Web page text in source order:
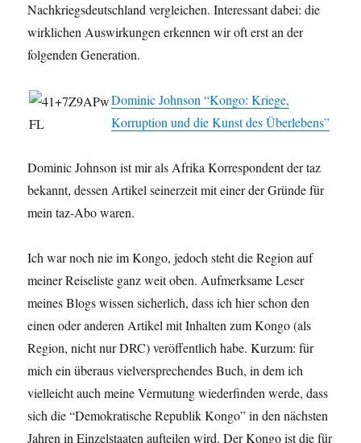
Nachkriegsdeutschland vergleichen. Interessant dabei: die
wirklichen Auswirkungen erkennen wir oft erst an der
folgenden Generation.
Dominic Johnson “Kongo: Kriege,
Korruption und die Kunst des Überlebens”
Dominic Johnson ist mir als Afrika Korrespondent der taz
bekannt, dessen Artikel seinerzeit mit einer der Gründe für
mein taz-Abo waren.
Ich war noch nie im Kongo, jedoch steht die Region auf
meiner Reiseliste ganz weit oben. Aufmerksame Leser
meines Blogs wissen sicherlich, dass ich hier schon den
einen oder anderen Artikel mit Inhalten zum Kongo (als
Region, nicht nur DRC) veröffentlich habe. Kurzum: für
mich ein überaus vielversprechendes Buch, in dem ich
vielleicht auch meine Vermutung wiederfinden werde, dass
sich die “Demokratische Republik Kongo” in den nächsten
Jahren in Einzelstaaten aufteilen wird. Der Kongo ist die für